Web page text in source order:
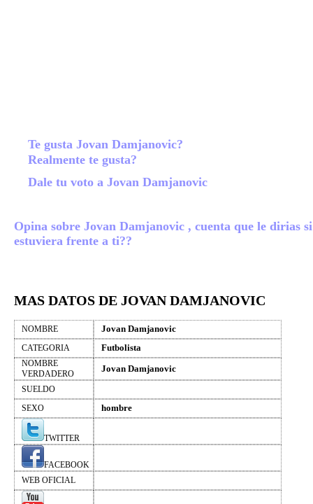
Te gusta Jovan Damjanovic?
Realmente te gusta?
Dale tu voto a Jovan Damjanovic
Opina sobre Jovan Damjanovic , cuenta que le dirias si
estuviera frente a ti??
MAS DATOS DE JOVAN DAMJANOVIC
NOMBRE Jovan Damjanovic
CATEGORIA Futbolista
NOMBRE
VERDADERO
Jovan Damjanovic
SUELDO
SEXO
hombre
TWITTER
FACEBOOK
WEB OFICIAL